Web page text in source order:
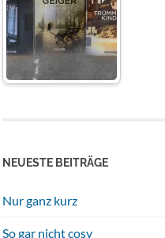
NEUESTE BEITRÄGE
Nur ganz kurz
So gar nicht cosy